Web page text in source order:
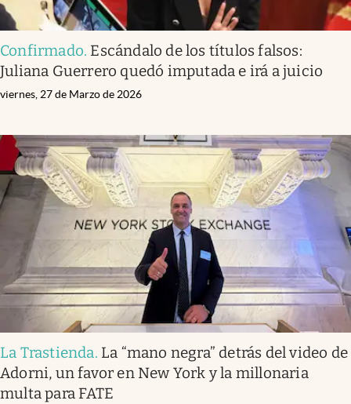
Confirmado. Escándalo de los títulos falsos:
Juliana Guerrero quedó imputada e irá a juicio
viernes, 27 de Marzo de 2026
La Trastienda. La “mano negra” detrás del video de
Adorni, un favor en New York y la millonaria
multa para FATE